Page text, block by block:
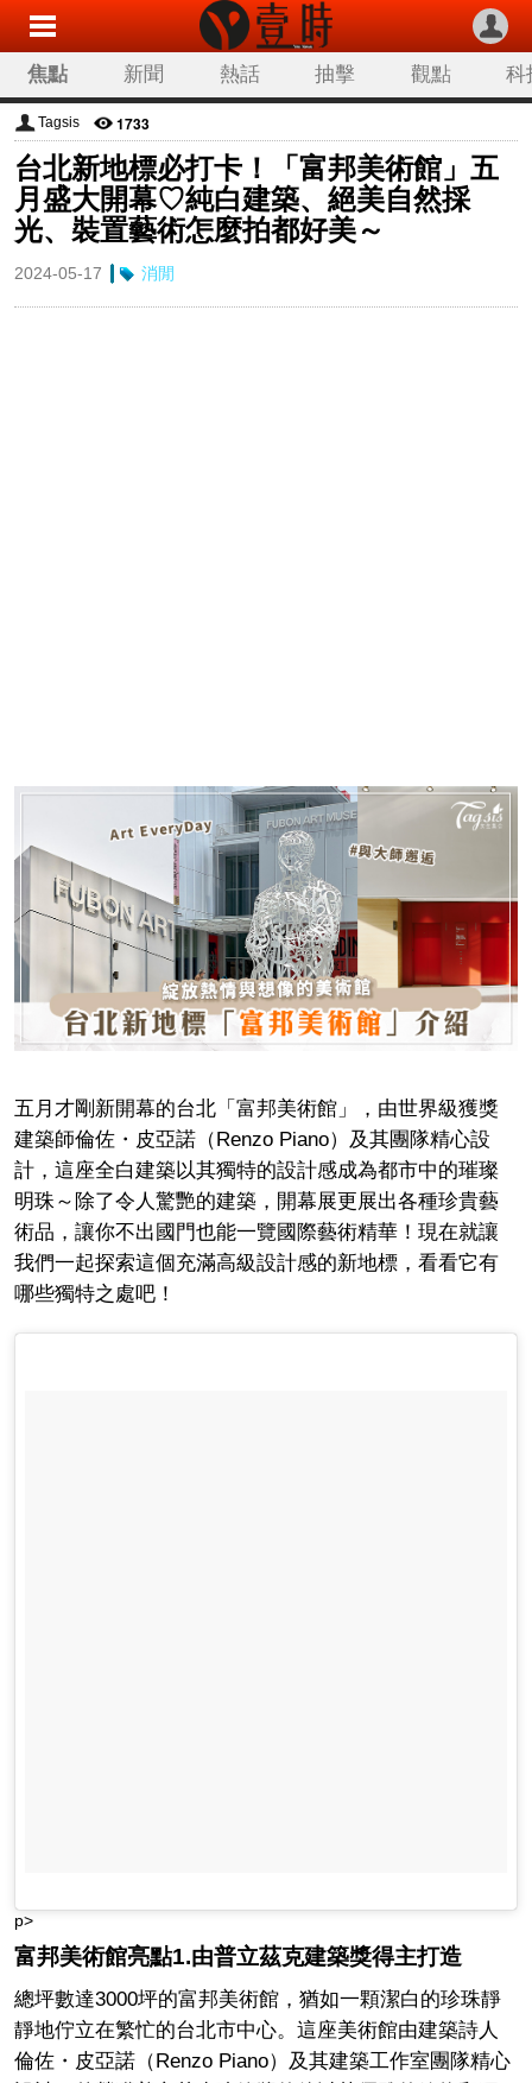
焦點 新聞 熱話 抽擊 觀點 科
Tagsis 1733
台北新地標必打卡！「富邦美術館」五
月盛大開幕♡純白建築、絕美自然採
光、裝置藝術怎麼拍都好美～
2024-05-17 消閒
五月才剛新開幕的台北「富邦美術館」，由世界級獲獎
建築師倫佐・皮亞諾（Renzo Piano）及其團隊精心設
計，這座全白建築以其獨特的設計感成為都市中的璀璨
明珠～除了令人驚艷的建築，開幕展更展出各種珍貴藝
術品，讓你不出國門也能一覽國際藝術精華！現在就讓
我們一起探索這個充滿高級設計感的新地標，看看它有
哪些獨特之處吧！
p>
富邦美術館亮點1.由普立茲克建築獎得主打造
總坪數達3000坪的富邦美術館，猶如一顆潔白的珍珠靜
靜地佇立在繁忙的台北市中心。這座美術館由建築詩人
倫佐・皮亞諾（Renzo Piano）及其建築工作室團隊精心